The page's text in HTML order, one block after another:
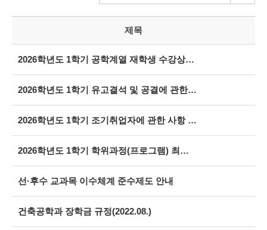
제목
2026학년도 1학기 공학계열 재학생 수강상담 안내(수학계획서 작성 필수)
2026학년도 1학기 유고결석 및 공결에 관한 사항 안내
2026학년도 1학기 조기취업자에 관한 사항 안내
2026학년도 1학기 학위과정(프로그램) 최종변경 시행 안내
선·후수 교과목 이수체계 준수제도 안내
건축공학과 장학금 규정(2022.08.)